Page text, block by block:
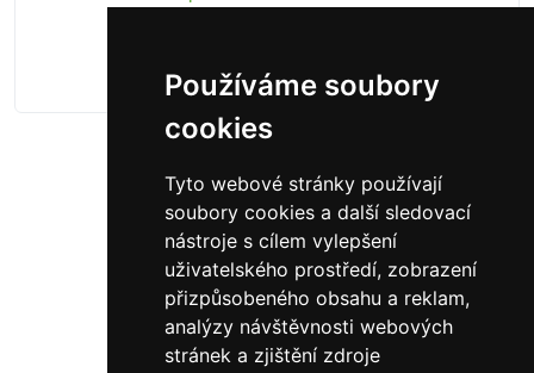
Používáme soubory
cookies
Tyto webové stránky používají
soubory cookies a další sledovací
nástroje s cílem vylepšení
uživatelského prostředí, zobrazení
přizpůsobeného obsahu a reklam,
analýzy návštěvnosti webových
stránek a zjištění zdroje
Načíst další
1 2 3 ... 7